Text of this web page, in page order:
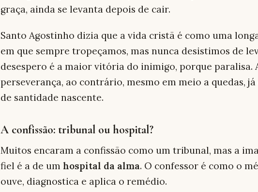
graça, ainda se levanta depois de cair.
Santo Agostinho dizia que a vida cristã é como uma
em que sempre tropeçamos, mas nunca desistimos de
desespero é a maior vitória do inimigo, porque paralisa.
perseverança, ao contrário, mesmo em meio a quedas,
de santidade nascente.
A confissão: tribunal ou hospital?
Muitos encaram a confissão como um tribunal, mas a
fiel é a de um hospital da alma. O confessor é como o
ouve, diagnostica e aplica o remédio.